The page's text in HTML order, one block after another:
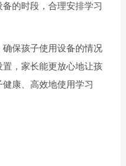
的时段，合理安排学习
保孩子使用设备的情况
，家长能更放心地让孩
康、高效地使用学习